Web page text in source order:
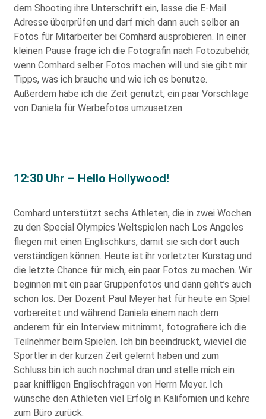
dem Shooting ihre Unterschrift ein, lasse die E-Mail
Adresse überprüfen und darf mich dann auch selber an
Fotos für Mitarbeiter bei Comhard ausprobieren. In einer
kleinen Pause frage ich die Fotografin nach Fotozubehör,
wenn Comhard selber Fotos machen will und sie gibt mir
Tipps, was ich brauche und wie ich es benutze.
Außerdem habe ich die Zeit genutzt, ein paar Vorschläge
von Daniela für Werbefotos umzusetzen.
12:30 Uhr – Hello Hollywood!
Comhard unterstützt sechs Athleten, die in zwei Wochen
zu den Special Olympics Weltspielen nach Los Angeles
fliegen mit einen Englischkurs, damit sie sich dort auch
verständigen können. Heute ist ihr vorletzter Kurstag und
die letzte Chance für mich, ein paar Fotos zu machen. Wir
beginnen mit ein paar Gruppenfotos und dann geht’s auch
schon los. Der Dozent Paul Meyer hat für heute ein Spiel
vorbereitet und während Daniela einem nach dem
anderem für ein Interview mitnimmt, fotografiere ich die
Teilnehmer beim Spielen. Ich bin beeindruckt, wieviel die
Sportler in der kurzen Zeit gelernt haben und zum
Schluss bin ich auch nochmal dran und stelle mich ein
paar kniffligen Englischfragen von Herrn Meyer. Ich
wünsche den Athleten viel Erfolg in Kalifornien und kehre
zum Büro zurück.